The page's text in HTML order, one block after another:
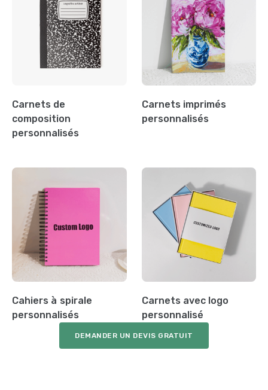
Carnets de
composition
personnalisés
Carnets imprimés
personnalisés
Cahiers à spirale
personnalisés
Carnets avec logo
personnalisé
DEMANDER UN DEVIS GRATUIT